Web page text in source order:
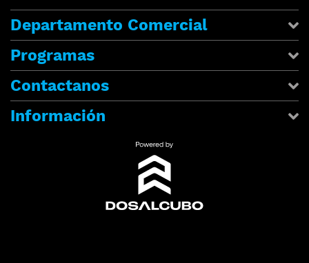
Departamento Comercial
Programas
Contactanos
Información